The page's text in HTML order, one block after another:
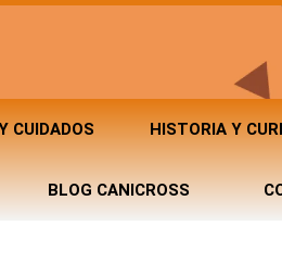
CUIDADOS HISTORIA Y
BLOG CANICROSS